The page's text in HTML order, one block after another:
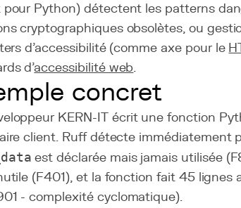
pour Python) détectent les patterns
cryptographiques obsolètes, ou
d'accessibilité (comme axe pour le
d'accessibilité web.
concret
KERN-IT écrit une fonction
client. Ruff détecte immédiatement
est déclarée mais jamais utilisée
(F401), et la fonction fait 45 lignes
- complexité cyclomatique).